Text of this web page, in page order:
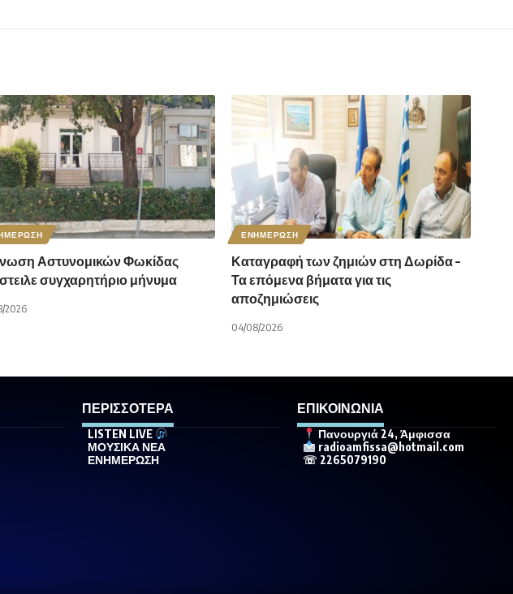
Αστυνομικών Φωκίδας
συγχαρητήριο μήνυμα
2026
ΕΝΗΜΕΡΩΣΗ
Καταγραφή των ζημιών στη Δωρίδα –
Τα επόμενα βήματα για τις
αποζημιώσεις
04/08/2026
ΠΕΡΙΣΣΟΤΕΡΑ
LISTEN LIVE
ΜΟΥΣΙΚΑ ΝΕΑ
ΕΝΗΜΕΡΩΣΗ
ΕΠΙΚΟΙΝΩΝΙΑ
Πανουργιά 24, Άμφισσα
radioamfissa@hotmail.com
☏ 2265079190